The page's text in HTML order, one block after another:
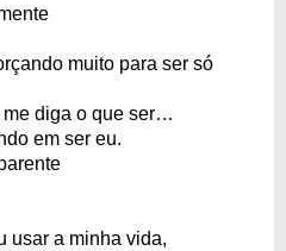
muito para ser só
me diga o que ser…
em ser eu.
usar a minha vida,